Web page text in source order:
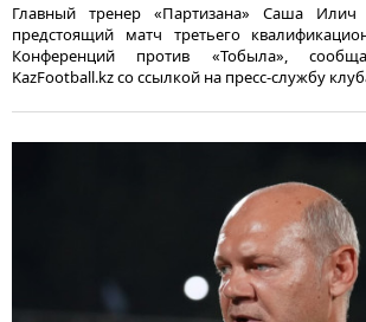
Главный тренер «Партизана» Саша Илич
предстоящий матч третьего
Конференций против «Тобыла»,
KazFootball.kz со ссылкой на пресс-службу